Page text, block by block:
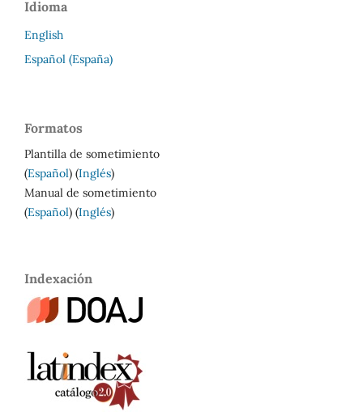
Idioma
English
Español (España)
Formatos
Plantilla de sometimiento
(Español) (Inglés)
Manual de sometimiento
(Español) (Inglés)
Indexación